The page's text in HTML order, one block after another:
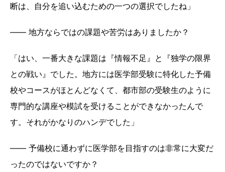
断は、自分を追い込むための一つの選択でしたね」
―― 地方ならではの課題や苦労はありましたか？
「はい、一番大きな課題は『情報不足』と『独学の限界
との戦い』でした。地方には医学部受験に特化した予備
校やコースがほとんどなくて、都市部の受験生のように
専門的な講座や模試を受けることができなかったんで
す。それがかなりのハンデでした」
―― 予備校に通わずに医学部を目指すのは非常に大変だ
ったのではないですか？